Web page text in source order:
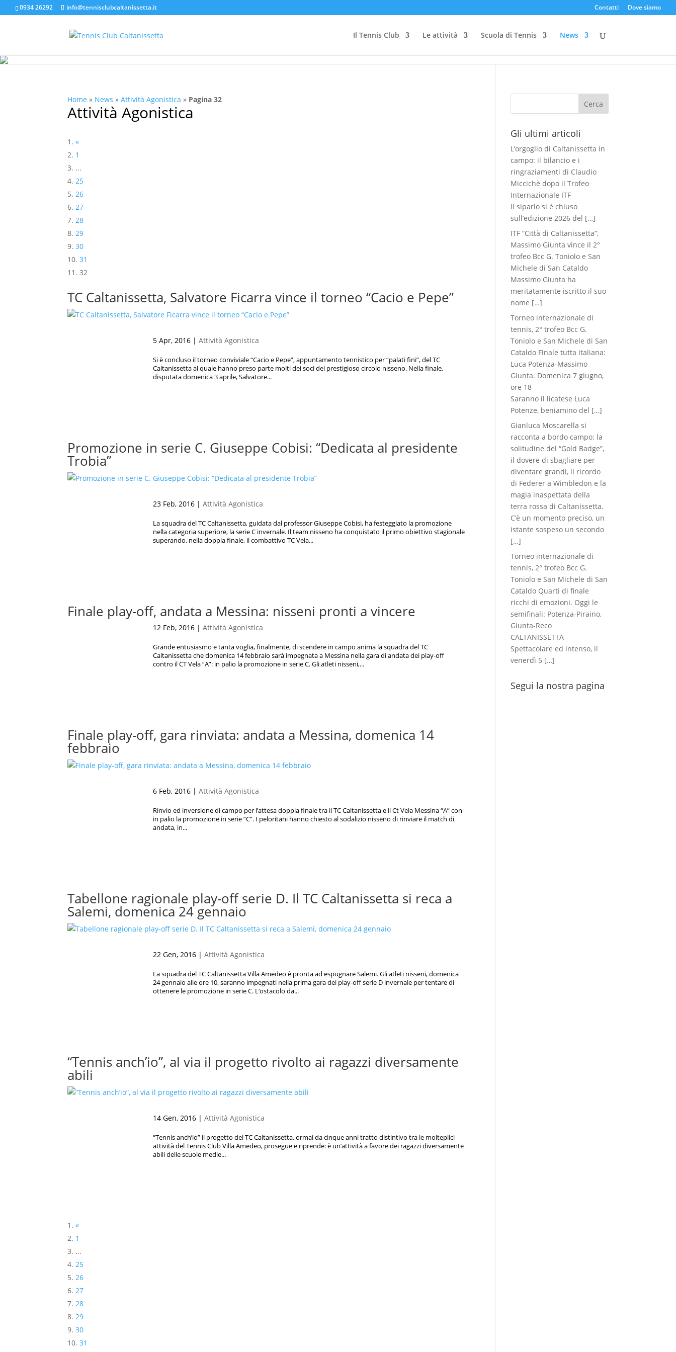
0934 26292 info@tennisclubcaltanissetta.it Contatti Dove siamo
Il Tennis Club Le attività Scuola di Tennis News
Home » News »Attività Agonistica » Pagina 32
Attività Agonistica
«
1
...
25
26
27
28
29
30
31
32
TC Caltanissetta, Salvatore Ficarra vince il torneo “Cacio e Pepe”
5 Apr, 2016 |Attività Agonistica
Si è concluso il torneo conviviale “Cacio e Pepe”, appuntamento tennistico per “palati fini”, del TC
Caltanissetta al quale hanno preso parte molti dei soci del prestigioso circolo nisseno. Nella finale,
disputata domenica 3 aprile, Salvatore...
Promozione in serie C. Giuseppe Cobisi: “Dedicata al presidente
Trobia”
23 Feb, 2016 |Attività Agonistica
La squadra del TC Caltanissetta, guidata dal professor Giuseppe Cobisi, ha festeggiato la promozione
nella categoria superiore, la serie C invernale. Il team nisseno ha conquistato il primo obiettivo stagionale
superando, nella doppia finale, il combattivo TC Vela...
Finale play-off, andata a Messina: nisseni pronti a vincere
12 Feb, 2016 |Attività Agonistica
Grande entusiasmo e tanta voglia, finalmente, di scendere in campo anima la squadra del TC
Caltanissetta che domenica 14 febbraio sarà impegnata a Messina nella gara di andata dei play-off
contro il CT Vela “A”: in palio la promozione in serie C. Gli atleti nisseni,...
Finale play-off, gara rinviata: andata a Messina, domenica 14
febbraio
6 Feb, 2016 |Attività Agonistica
Rinvio ed inversione di campo per l’attesa doppia finale tra il TC Caltanissetta e il Ct Vela Messina “A” con
in palio la promozione in serie “C”. I peloritani hanno chiesto al sodalizio nisseno di rinviare il match di
andata, in...
Tabellone ragionale play-off serie D. Il TC Caltanissetta si reca a
Salemi, domenica 24 gennaio
22 Gen, 2016 |Attività Agonistica
La squadra del TC Caltanissetta Villa Amedeo è pronta ad espugnare Salemi. Gli atleti nisseni, domenica
24 gennaio alle ore 10, saranno impegnati nella prima gara dei play-off serie D invernale per tentare di
ottenere le promozione in serie C. L’ostacolo da...
“Tennis anch’io”, al via il progetto rivolto ai ragazzi diversamente
abili
14 Gen, 2016 |Attività Agonistica
“Tennis anch’io” il progetto del TC Caltanissetta, ormai da cinque anni tratto distintivo tra le molteplici
attività del Tennis Club Villa Amedeo, prosegue e riprende: è un’attività a favore dei ragazzi diversamente
abili delle scuole medie...
«
1
...
25
26
27
28
29
30
31
Cerca
Gli ultimi articoli
L’orgoglio di Caltanissetta in
campo: il bilancio e i
ringraziamenti di Claudio
Miccichè dopo il Trofeo
Internazionale ITF
Il sipario si è chiuso
sull’edizione 2026 del […]
ITF “Città di Caltanissetta”,
Massimo Giunta vince il 2°
trofeo Bcc G. Toniolo e San
Michele di San Cataldo
Massimo Giunta ha
meritatamente iscritto il suo
nome […]
Torneo internazionale di
tennis, 2° trofeo Bcc G.
Toniolo e San Michele di San
Cataldo Finale tutta italiana:
Luca Potenza-Massimo
Giunta. Domenica 7 giugno,
ore 18
Saranno il licatese Luca
Potenze, beniamino del […]
Gianluca Moscarella si
racconta a bordo campo: la
solitudine del “Gold Badge”,
il dovere di sbagliare per
diventare grandi, il ricordo
di Federer a Wimbledon e la
magia inaspettata della
terra rossa di Caltanissetta.
C’è un momento preciso, un
istante sospeso un secondo
[…]
Torneo internazionale di
tennis, 2° trofeo Bcc G.
Toniolo e San Michele di San
Cataldo Quarti di finale
ricchi di emozioni. Oggi le
semifinali: Potenza-Piraino,
Giunta-Reco
CALTANISSETTA –
Spettacolare ed intenso, il
venerdì 5 […]
Segui la nostra pagina